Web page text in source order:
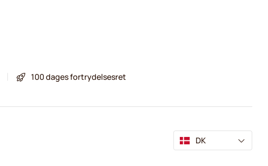
100 dages fortrydelsesret
DK